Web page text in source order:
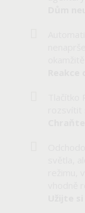
Dům
světla,
Užijte